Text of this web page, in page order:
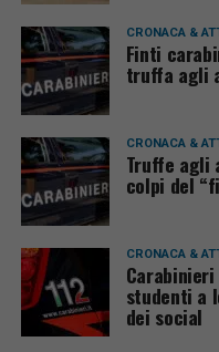
CRONACA &
Finti
truffa agli
CRONACA &
Truffe agli
colpi del
CRONACA &
studenti a
dei social